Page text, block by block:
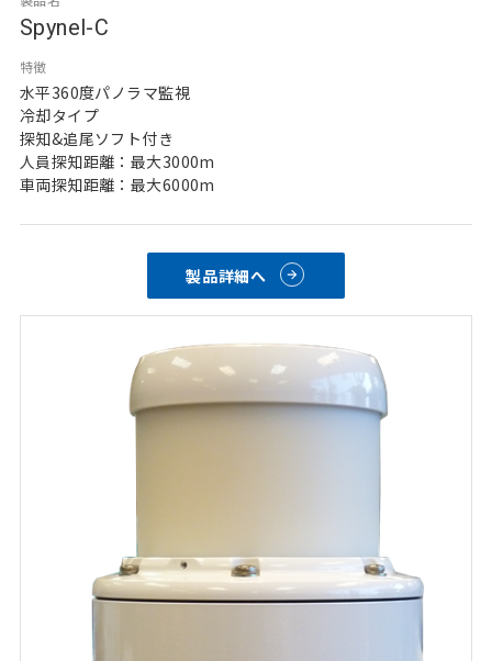
Spynel-C
特徴
水平360度パノラマ監視
冷却タイプ
探知&追尾ソフト付き
人員探知距離：最大3000m
車両探知距離：最大6000m
製品詳細へ